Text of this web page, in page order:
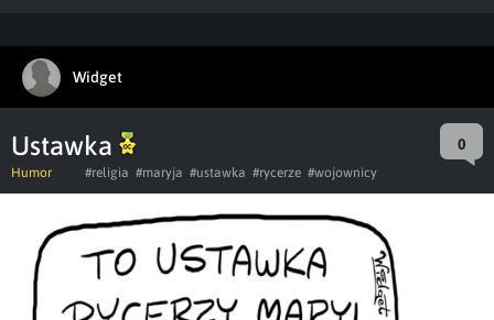
Widget
Ustawka 0
Humor #religia #maryja #ustawka #rycerze #wojownicy